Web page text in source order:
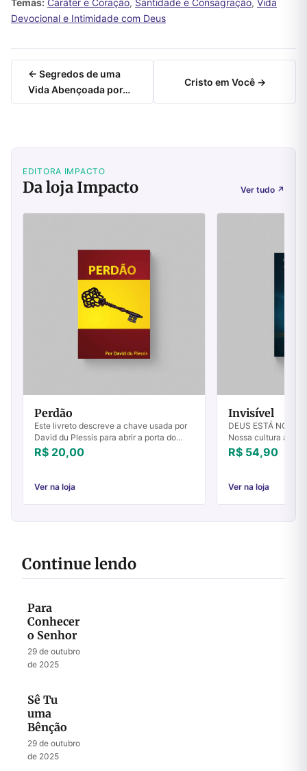
Temas: Caráter e Coração, Santidade e Consagração, Vida
Devocional e Intimidade com Deus
← Segredos de uma
Vida Abençoada por…
Cristo em Você →
EDITORA IMPACTO
Da loja Impacto Ver tudo ↗
Perdão
Este livreto descreve a chave usada por
David du Plessis para abrir a porta do
poderoso avivamento da renovação
carismática. Esta chave foi o perdão que
R$ 20,00
Ver na loja
Invisível
DEUS ESTÁ NOS
Nossa cultura
produzimos, aquilo
quantificado,
R$ 54,90
Ver na loja
Continue lendo
Para
Conhecer
o Senhor
29 de outubro
de 2025
Sê Tu
uma
Bênção
29 de outubro
de 2025